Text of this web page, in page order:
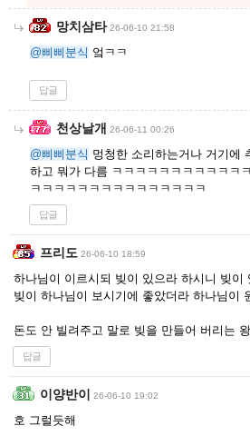
망치삼타 26-06-10 21:58
@삐삐분식 엌ㅋㅋ
답글
천상날개 26-06-11 00:26
@삐삐분식 멍청한 소리하는거나 거기에
하고 뭐가 다름 ㅋㅋㅋㅋㅋㅋㅋㅋㅋㅋㅋ
ㅋㅋㅋㅋㅋㅋㅋㅋㅋㅋㅋㅋㅋㅋㅋ
답글
프리도 26-06-10 18:59
하나님이 이르시되 빚이 있으라 하시니 빚이
빚이 하나님이 보시기에 좋았더라 하나님이
돈도 안 빌려주고 말로 빚을 만들어 버리는
답글
이양반이 26-06-10 19:02
호 그럴듯해